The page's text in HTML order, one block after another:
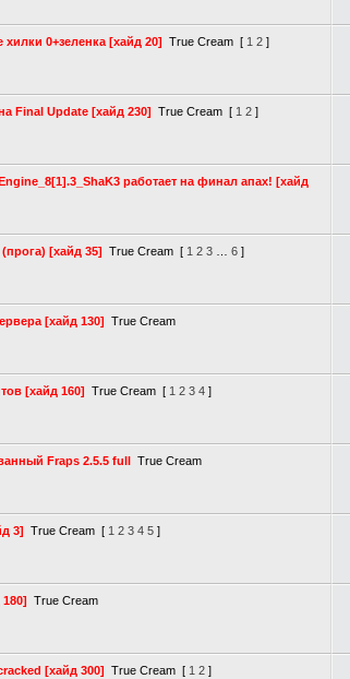
хилки 0+зеленка [хайд 20] True Cream [ 1 2 ]
Final Update [хайд 230] True Cream [ 1 2 ]
работает на финал апах! [хайд
(прога) [хайд 35] True Cream [ 1 2 3 6 ]
[хайд 130] True Cream
[хайд 160] True Cream [ 1 2 3 4 ]
Fraps 2.5.5 full True Cream
3] True Cream [ 1 2 3 4 5 ]
True Cream
[хайд 300] True Cream [ 1 2 ]